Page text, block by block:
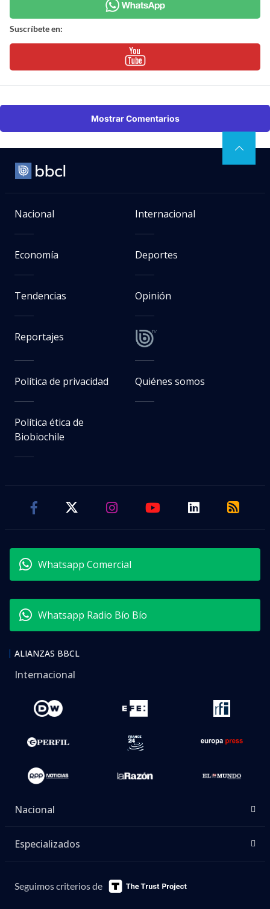
Suscríbete en:
Mostrar Comentarios
Nacional Internacional
Economía Deportes
Tendencias Opinión
Reportajes
Política de privacidad Quiénes somos
Política ética de
Biobiochile
Whatsapp Comercial
Whatsapp Radio Bío Bío
ALIANZAS BBCL
Internacional
Nacional
Especializados
Seguimos criterios de